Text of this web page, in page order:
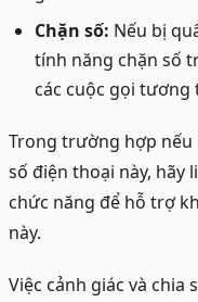
Chặn số: Nếu bị
tính năng chặn số
các cuộc gọi tương
Trong trường hợp nếu
số điện thoại này, hãy
chức năng để hỗ trợ
này.
Việc cảnh giác và chia